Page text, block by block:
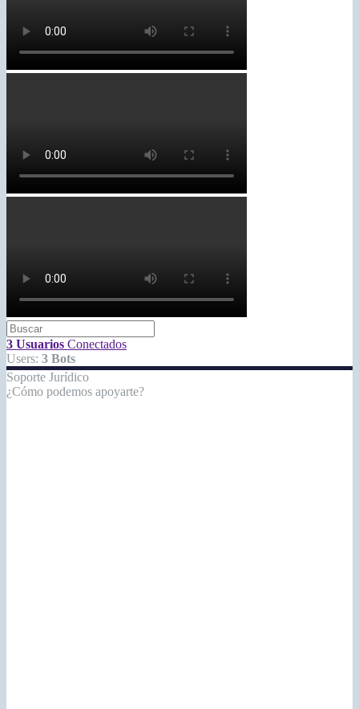
3 Usuarios Conectados
Users: 3 Bots
Soporte Jurídico
¿Cómo podemos apoyarte?